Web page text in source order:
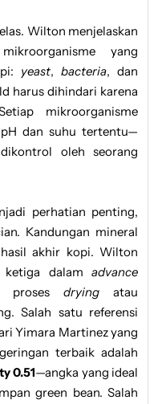
Wilton menjelaskan
yang
yeast, bacteria, dan
harus dihindari karena
mikroorganisme
dan suhu tertentu—
oleh seorang
perhatian penting,
Kandungan mineral
akhir kopi. Wilton
ketiga dalam advance
prosesdrying atau
Salah satu referensi
Yimara Martinez yang
terbaik adalah
0.51—angka yang ideal
green bean. Salah